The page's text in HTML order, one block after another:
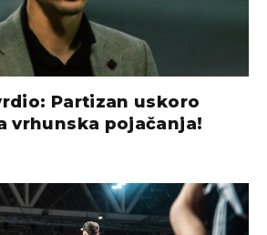
Partizan uskoro
vrhunska pojačanja!